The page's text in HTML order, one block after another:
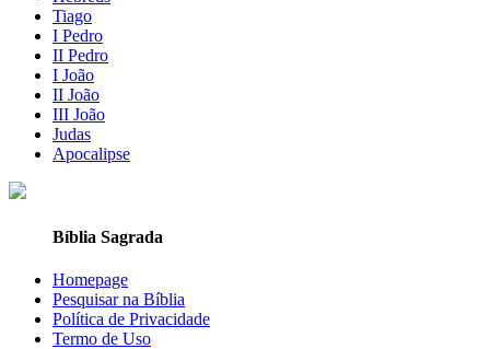
Tiago
I Pedro
II Pedro
I João
II João
III João
Judas
Apocalipse
Bíblia Sagrada
Homepage
Pesquisar na Bíblia
Política de Privacidade
Termo de Uso